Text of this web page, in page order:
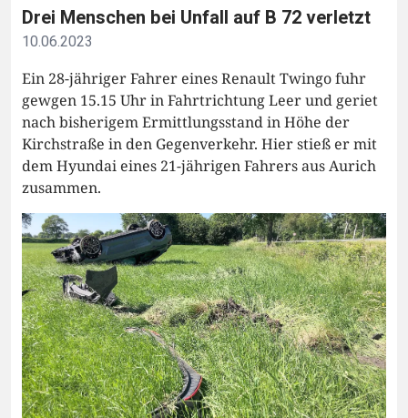
Drei Menschen bei Unfall auf B 72 verletzt
10.06.2023
Ein 28-jähriger Fahrer eines Renault Twingo fuhr
gewgen 15.15 Uhr in Fahrtrichtung Leer und geriet
nach bisherigem Ermittlungsstand in Höhe der
Kirchstraße in den Gegenverkehr. Hier stieß er mit
dem Hyundai eines 21-jährigen Fahrers aus Aurich
zusammen.